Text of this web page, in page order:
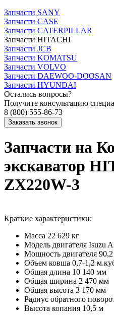
Запчасти SANY
Запчасти CASE
Запчасти CATERPILLAR
Запчасти HITACHI
Запчасти JCB
Запчасти KOMATSU
Запчасти VOLVO
Запчасти DAEWOO-DOOSAN
Запчасти HYUNDAI
Остались вопросы?
Получите консультацию
8 (800) 555-86-73
Запчасти на
экскаватор
ZX220W-3
Краткие характеристики:
Масса 22 629 кг
Модель двигателя Isuzu
Мощность двигателя
Объем ковша 0,7-1,2
Общая длина 10 140 мм
Общая ширина 2 470 мм
Общая высота 3 170 мм
Радиус обратного
Высота копания 10,5 м